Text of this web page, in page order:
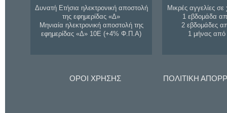
Δυνατή Ετήσια ηλεκτρονική αποστολή
της εφημερίδας «Δ»
Μηνιαία ηλεκτρονική αποστολή της
εφημερίδας «Δ» 10Ε (+4% Φ.Π.Α)
Μικρές αγγελίες σε
1 εβδομάδα
2 εβδομάδες
1 μήνας
ΟΡΟΙ ΧΡΗΣΗΣ ΠΟΛΙΤΙΚΗ